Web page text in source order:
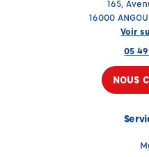
165,
16000
Voir
05
NOUS